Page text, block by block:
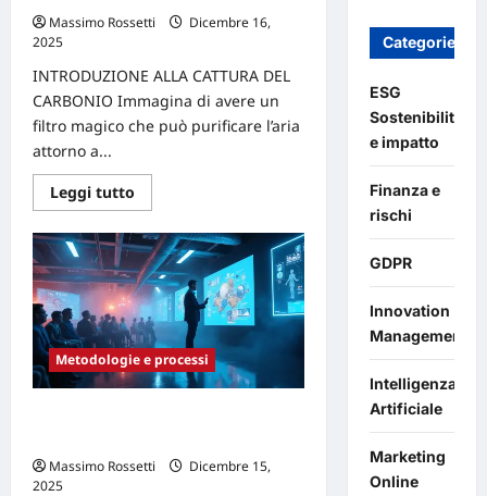
Massimo Rossetti
Dicembre 16,
2025
INTRODUZIONE ALLA CATTURA DEL
CARBONIO Immagina di avere un
filtro magico che può purificare l’aria
attorno a...
Leggi tutto
di
su
La
cattura
del
carbonio
come
chiave
per
ridurre
le
emissioni
Metodologie e processi
Massimo Rossetti
Dicembre 15,
2025
Categories
ESG
Sostenibilità
e impatto
Finanza e
rischi
GDPR
Innovation
Management
Intelligenza
Artificiale
Marketing
Online